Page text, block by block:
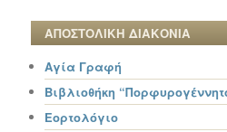
ΑΠΟΣΤΟΛΙΚΗ ΔΙΑΚΟΝΙΑ
Αγία Γραφή
Βιβλιοθήκη
Εορτολόγιο